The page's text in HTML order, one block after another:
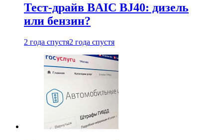
Тест-драйв BAIC BJ40: дизель
или бензин?
2 года спустя2 года спустя